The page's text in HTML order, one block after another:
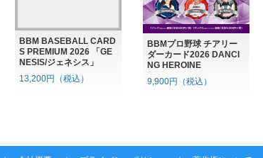
BBM BASEBALL CARD
S PREMIUM 2026 「GE
NESIS/ジェネシス」
13,200円（税込）
BBMプロ野球 チアリー
ダーカード2026 DANCI
NG HEROINE
9,900円（税込）